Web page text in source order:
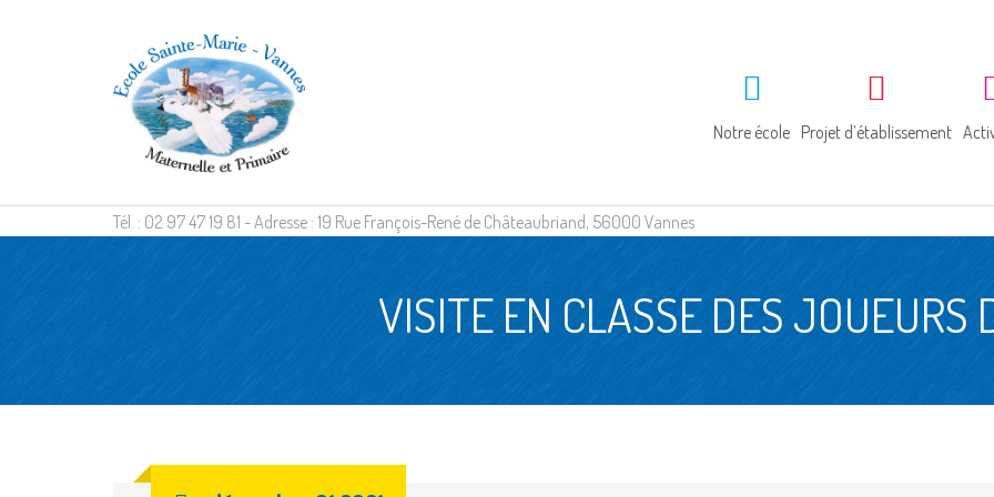
Tél. : 02 97 47 19 81 - Adresse : 19 Rue François-René de Châteaubriand, 56000 Vannes
Notre école
Histoire
Projet d’établissement
La pastorale
VISITE EN CLASSE DES JOUEURS